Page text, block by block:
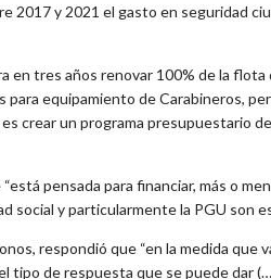
2017 y 2021 el gasto en seguridad
en tres años renovar 100% de la
equipamiento de Carabineros,
crear un programa presupuestario
pensada para financiar, más o
social y particularmente la PGU son
respondió que “en la medida que
tipo de respuesta que se puede dar